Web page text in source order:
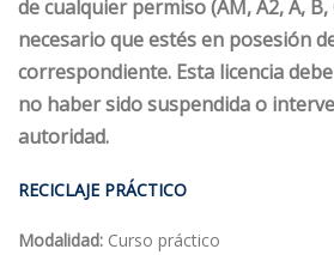
de cualquier permiso (AM, A2, A, B,
necesario que estés en posesión
correspondiente. Esta licencia
no haber sido suspendida o
autoridad.
RECICLAJE PRÁCTICO
Modalidad: Curso práctico